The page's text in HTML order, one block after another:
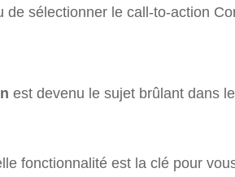
de sélectionner le call-to-action
est devenu le sujet brûlant dans
fonctionnalité est la clé pour